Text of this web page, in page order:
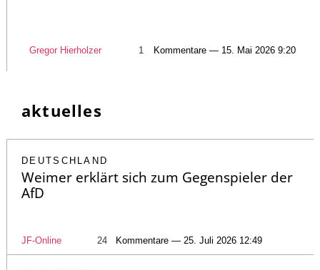
Gregor Hierholzer 1 Kommentare — 15. Mai 2026 9:20
aktuelles
DEUTSCHLAND
Weimer erklärt sich zum Gegenspieler der
AfD
JF-Online 24 Kommentare — 25. Juli 2026 12:49